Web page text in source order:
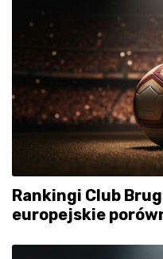
Rankingi Club
europejskie